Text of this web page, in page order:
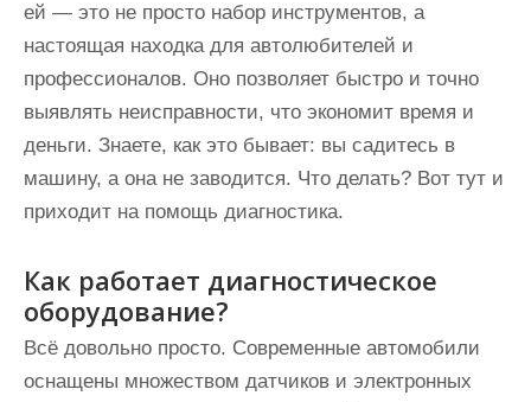
ей — это не просто набор инструментов, а
настоящая находка для автолюбителей и
профессионалов. Оно позволяет быстро и точно
выявлять неисправности, что экономит время и
деньги. Знаете, как это бывает: вы садитесь в
машину, а она не заводится. Что делать? Вот тут и
приходит на помощь диагностика.
Как работает диагностическое
оборудование?
Всё довольно просто. Современные автомобили
оснащены множеством датчиков и электронных